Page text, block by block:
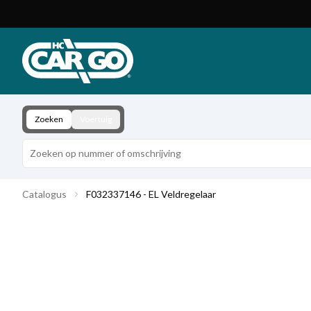
Download
Contact
Zoeken
Catalogus F032337146 - EL Veldregelaar